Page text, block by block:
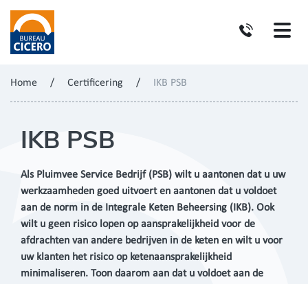
Home / Certificering / IKB PSB
IKB PSB
Als Pluimvee Service Bedrijf (PSB) wilt u aantonen dat u uw
werkzaamheden goed uitvoert en aantonen dat u voldoet
aan de norm in de Integrale Keten Beheersing (IKB). Ook
wilt u geen risico lopen op aansprakelijkheid voor de
afdrachten van andere bedrijven in de keten en wilt u voor
uw klanten het risico op ketenaansprakelijkheid
minimaliseren. Toon daarom aan dat u voldoet aan de